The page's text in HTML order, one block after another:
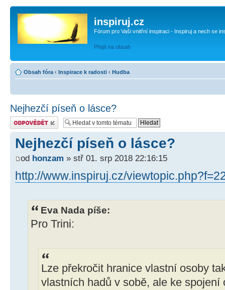
inspiruj.cz
Fórum pro Vaši vnitřní inspiraci - Inspiruj a nech se
Přejít na obsah
Obsah fóra ‹ Inspirace k radosti ‹ Hudba
Nejhezčí píseň o lásce?
Odeslat odpověď
Nejhezčí píseň o lásce?
od honzam » stř 01. srp 2018 22:16:15
http://www.inspiruj.cz/
Eva Nada píše:
Pro Trini:
Lze překročit hranice vlastní osoby
vlastních hadů v sobě, ale ke spojení